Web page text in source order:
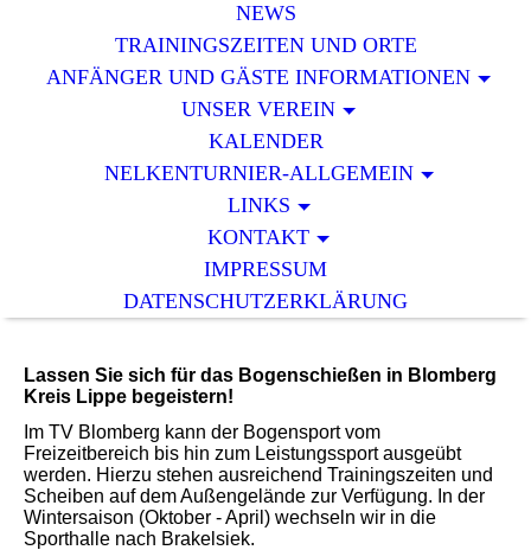
NEWS
TRAININGSZEITEN UND ORTE
ANFÄNGER UND GÄSTE INFORMATIONEN
UNSER VEREIN
KALENDER
NELKENTURNIER-ALLGEMEIN
LINKS
KONTAKT
IMPRESSUM
DATENSCHUTZERKLÄRUNG
Lassen Sie sich für das Bogenschießen in Blomberg
Kreis Lippe begeistern!
Im TV Blomberg kann der Bogensport vom
Freizeitbereich bis hin zum Leistungssport ausgeübt
werden. Hierzu stehen ausreichend Trainingszeiten und
Scheiben auf dem Außengelände zur Verfügung. In der
Wintersaison (Oktober - April) wechseln wir in die
Sporthalle nach Brakelsiek.